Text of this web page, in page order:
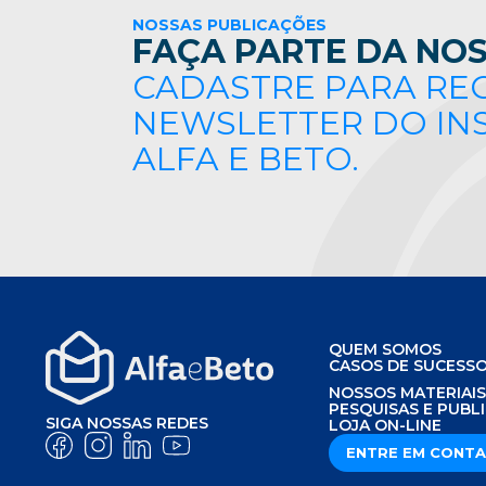
NOSSAS PUBLICAÇÕES
FAÇA PARTE DA
CADASTRE PARA
NEWSLETTER DO
ALFA E BETO.
SIGA NOSSAS REDES
QUEM SOMOS
CASOS DE
NOSSOS MATERIAIS
PESQUISAS E
LOJA ON-LINE
ENTRE EM